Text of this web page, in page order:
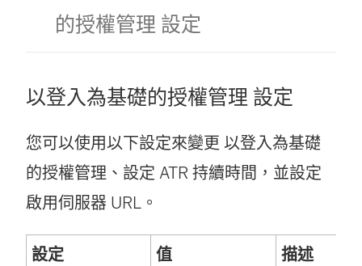
的授權管理 設定
以登入為基礎的授權管理 設定
您可以使用以下設定來變更 以登入為基礎
的授權管理 、設定 ATR 持續時間，並設定
啟用伺服器 URL。
設定 值 描述